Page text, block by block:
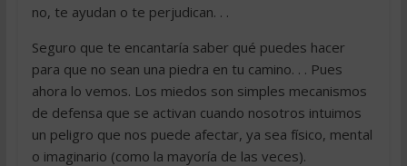
no, te ayudan o te perjudican. . .
Seguro que te encantaría saber qué puedes hacer
para que no sean una piedra en tu camino. . . Pues
ahora lo vemos. Los miedos son simples mecanismos
de defensa que se activan cuando nosotros intuimos
un peligro que nos puede afectar, ya sea físico, mental
o imaginario (como la mayoría de las veces).